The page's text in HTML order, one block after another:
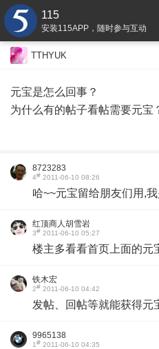
115
安装115APP，随时参与互动
TTHYUK
元宝是怎么回事？
为什么有的帖子看帖需要元宝
8723283
4# 2011-06-10 08:26
哈~~元宝留给朋友们用,
红顶商人胡雪岩
3# 2011-06-10 05:27
楼主多看看首页上面的元
铁木宏
2# 2011-06-10 04:42
发帖、回帖等就能获得元
9965138
1# 2011-06-10 04:35